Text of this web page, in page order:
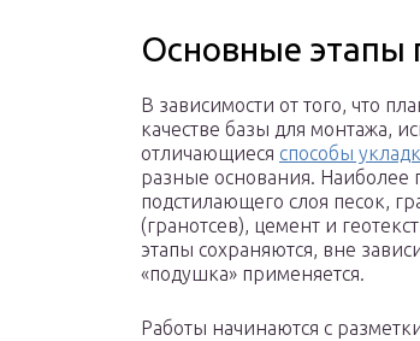
Основные этапы
В зависимости от того, что
качестве базы для монтажа,
отличающиеся способы
разные основания. Наиболее
подстилающего слоя песок,
(гранотсев), цемент и
этапы сохраняются, вне
«подушка» применяется.
Работы начинаются с